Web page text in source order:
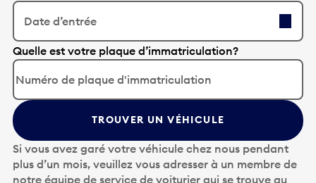
Date d’entrée
A
p
p
u
y
e
s
u
Quelle est votre plaque d’immatriculation?
TROUVER UN VÉHICULE
Si vous avez garé votre véhicule chez nous pendant
plus d’un mois, veuillez vous adresser à un membre de
notre équipe de service de voiturier qui se trouve au